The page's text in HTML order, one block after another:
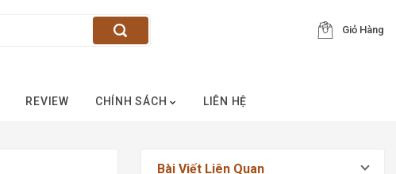
Giỏ Hàng
REVIEW CHÍNH SÁCH LIÊN HỆ
Bài Viết Liên Quan